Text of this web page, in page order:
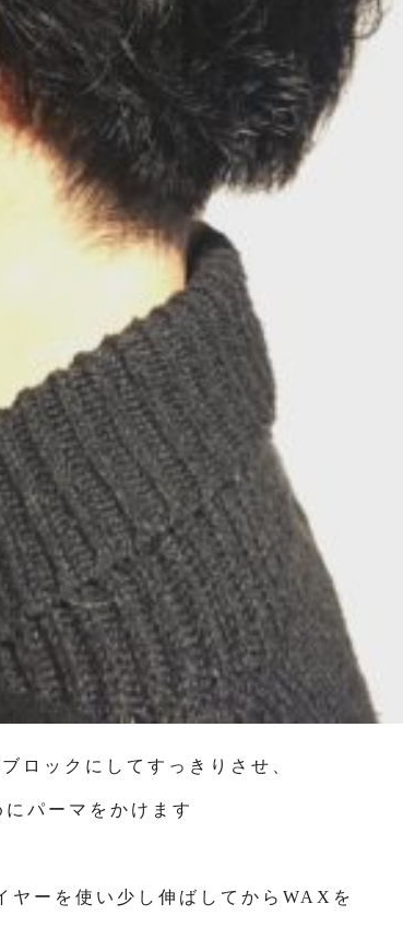
ロックにしてすっきりさせ、
にパーマをかけます
ヤーを使い少し伸ばしてからWAXを